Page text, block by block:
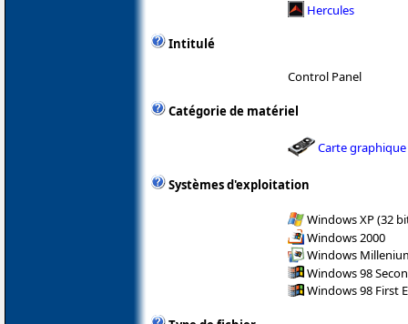
Hercules
Intitulé
Control Panel
Catégorie de matériel
Carte graphique
Systèmes d'exploitation
Windows XP (32
Windows 2000
Windows
Windows 98
Windows 98 First